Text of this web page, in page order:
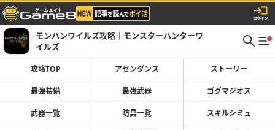
モンハンワイルズ攻略｜モンスターハンターワ
イルズ
攻略TOP アセンダンス ストーリー
最強装備 最強武器 ゴグマジオス
武器一覧 防具一覧 スキルシミュ